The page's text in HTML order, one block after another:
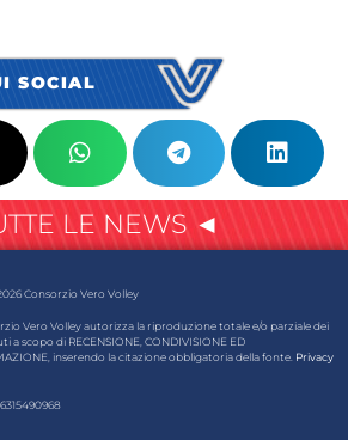
SOCIAL
LE NEWS ◄
Consorzio Vero Volley
Vero Volley autorizza la riproduzione totale e/o parziale dei
a scopo di RECENSIONE, CONDIVISIONE ED
inserendo la citazione obbligatoria della fonte. Privacy